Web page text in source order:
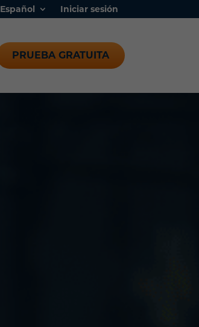
Español Iniciar sesión
PRUEBA GRATUITA